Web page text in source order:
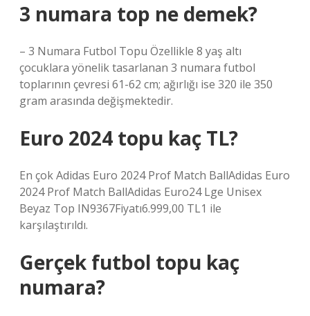
3 numara top ne demek?
– 3 Numara Futbol Topu Özellikle 8 yaş altı
çocuklara yönelik tasarlanan 3 numara futbol
toplarının çevresi 61-62 cm; ağırlığı ise 320 ile 350
gram arasında değişmektedir.
Euro 2024 topu kaç TL?
En çok Adidas Euro 2024 Prof Match BallAdidas Euro
2024 Prof Match BallAdidas Euro24 Lge Unisex
Beyaz Top IN9367Fiyatı6.999,00 TL1 ile
karşılaştırıldı.
Gerçek futbol topu kaç
numara?